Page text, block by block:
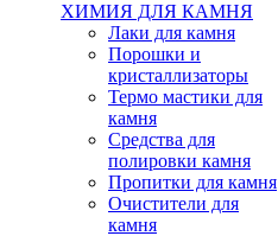
ХИМИЯ ДЛЯ КАМНЯ
Лаки для камня
Порошки и
кристаллизаторы
Термо мастики для
камня
Средства для
полировки камня
Пропитки для камня
Очистители для
камня